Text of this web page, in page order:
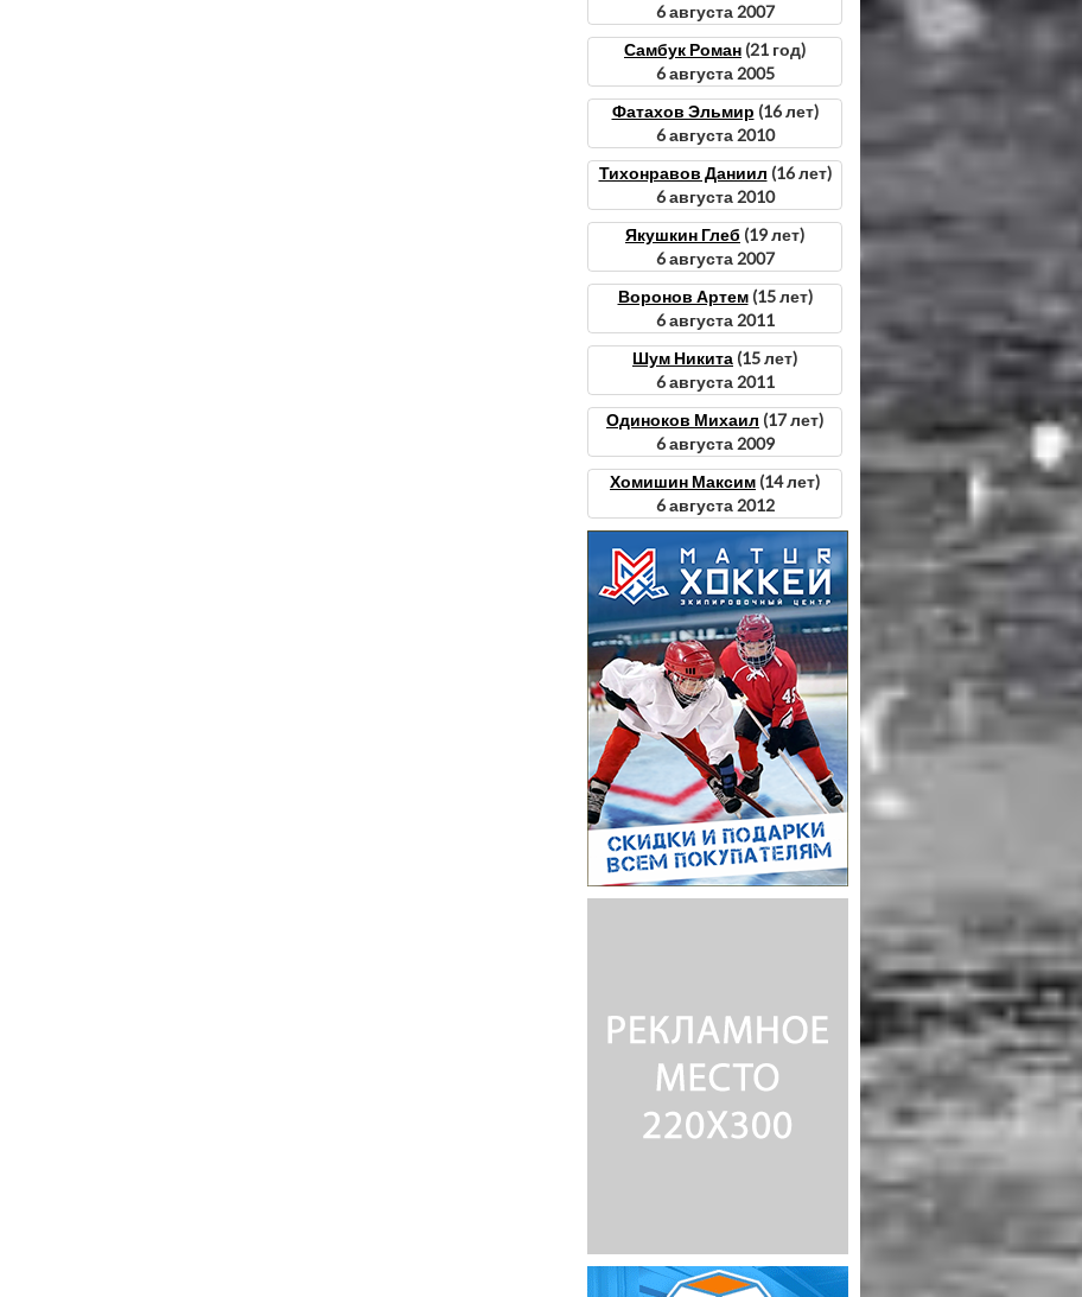
6 августа 2007
Самбук Роман (21 год)
6 августа 2005
Фатахов Эльмир (16 лет)
6 августа 2010
Тихонравов Даниил (16 лет)
6 августа 2010
Якушкин Глеб (19 лет)
6 августа 2007
Воронов Артем(15 лет)
6 августа 2011
Шум Никита (15 лет)
6 августа 2011
Одиноков Михаил (17 лет)
6 августа 2009
Хомишин Максим (14 лет)
6 августа 2012